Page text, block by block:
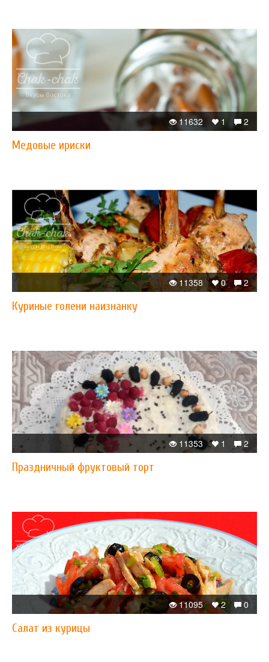
2
1
11632
Медовые ириски
2
0
11358
Куриные голени наизнанку
2
1
11353
Праздничный фруктовый торт
0
2
11095
Салат из курицы​